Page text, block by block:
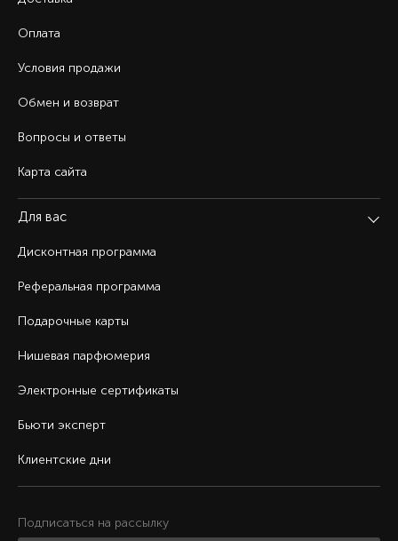
Оплата
Условия продажи
Обмен и возврат
Вопросы и ответы
Карта сайта
Для вас
Дисконтная программа
Реферальная программа
Подарочные карты
Нишевая парфюмерия
Электронные сертификаты
Бьюти эксперт
Клиентские дни
Подписаться на рассылку